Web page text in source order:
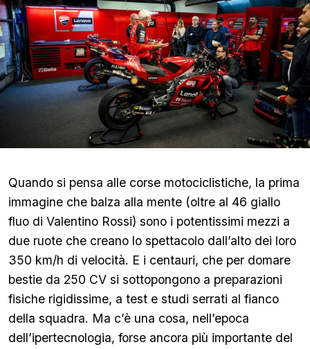
Quando si pensa alle corse motociclistiche, la prima
immagine che balza alla mente (oltre al 46 giallo
fluo di Valentino Rossi) sono i potentissimi mezzi a
due ruote che creano lo spettacolo dall’alto dei loro
350 km/h di velocità. E i centauri, che per domare
bestie da 250 CV si sottopongono a preparazioni
fisiche rigidissime, a test e studi serrati al fianco
della squadra. Ma c’è una cosa, nell’epoca
dell’ipertecnologia, forse ancora più importante del